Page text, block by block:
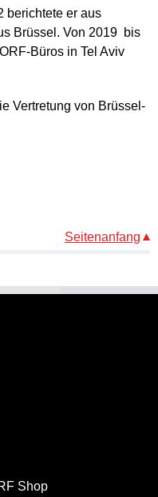
berichtete er aus
Brüssel. Von 2019 bis
Büros in Tel Aviv
Vertretung von Brüssel-
Seitenanfang
Shop